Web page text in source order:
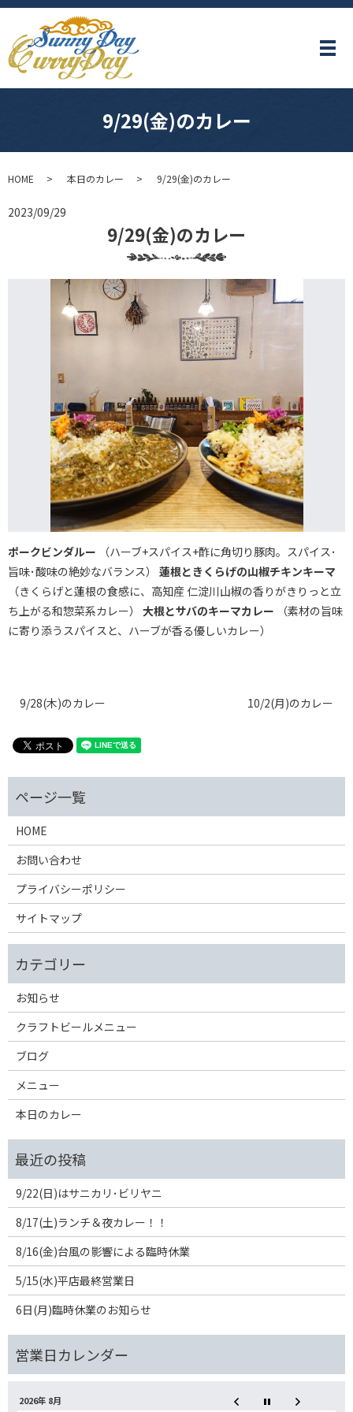
メ
9/29(金)のカレー
HOME 本日のカレー 9/29(金)のカレー
2023/09/29
9/29(金)のカレー
ポークビンダルー （ハーブ+スパイス+酢に角切り豚肉。スパイス･
旨味･酸味の絶妙なバランス） 蓮根ときくらげの山椒チキンキーマ
（きくらげと蓮根の食感に、高知産 仁淀川山椒の香りがきりっと立
ち上がる和惣菜系カレー） 大根とサバのキーマカレー （素材の旨味
に寄り添うスパイスと、ハーブが香る優しいカレー）
9/28(木)のカレー 10/2(月)のカレー
HOME
お問い合わせ
プライバシーポリシー
サイトマップ
お知らせ
クラフトビールメニュー
ブログ
メニュー
本日のカレー
9/22(日)はサニカリ･ビリヤニ
8/17(土)ランチ＆夜カレー！！
8/16(金)台風の影響による臨時休業
5/15(水)平店最終営業日
6日(月)臨時休業のお知らせ
2026年 8月